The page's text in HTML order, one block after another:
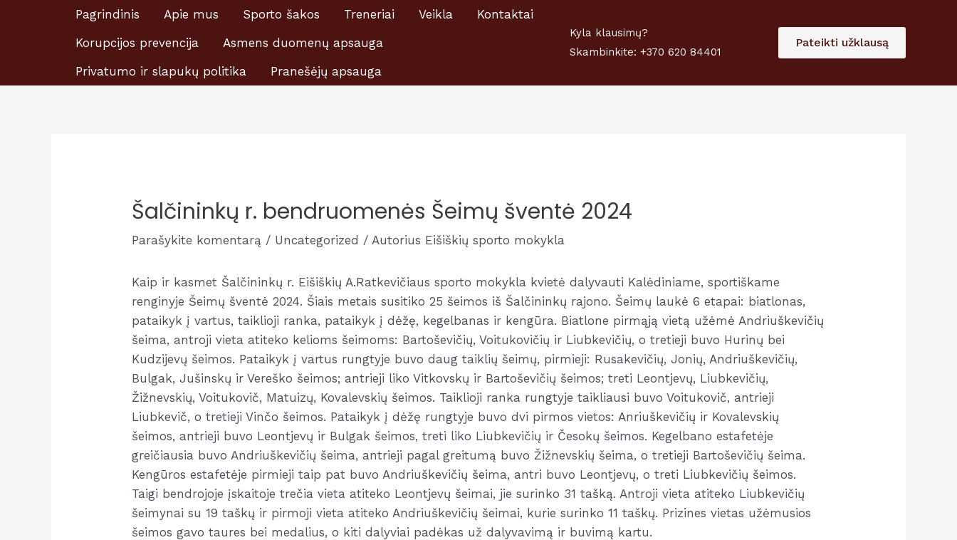
Pagrindinis Apie mus Sporto šakos Treneriai Veikla
Kontaktai
Korupcijos prevencija
Asmens duomenų apsauga
Privatumo ir slapukų politika
Pranešėjų apsauga
Kyla klausimų?
Skambinkite: +370 620 84401
Pateikti užklausą
Šalčininkų r. bendruomenės Šeimų šventė 2024
Parašykite komentarą / Uncategorized / Autorius Eišiškių sporto mokykla
Kaip ir kasmet Šalčininkų r. Eišiškių A.Ratkevičiaus sporto mokykla kvietė dalyvauti Kalėdiniame, sportiškame
renginyje Šeimų šventė 2024. Šiais metais susitiko 25 šeimos iš Šalčininkų rajono. Šeimų laukė 6 etapai: biatlonas,
pataikyk į vartus, taiklioji ranka, pataikyk į dėžę, kegelbanas ir kengūra. Biatlone pirmąją vietą užėmė Andriuškevičių
šeima, antroji vieta atiteko kelioms šeimoms: Bartoševičių, Voitukovičių ir Liubkevičių, o tretieji buvo Hurinų bei
Kudzijevų šeimos. Pataikyk į vartus rungtyje buvo daug taiklių šeimų, pirmieji: Rusakevičių, Jonių, Andriuškevičių,
Bulgak, Jušinskų ir Vereško šeimos; antrieji liko Vitkovskų ir Bartoševičių šeimos; treti Leontjevų, Liubkevičių,
Žižnevskių, Voitukovič, Matuizų, Kovalevskių šeimos. Taiklioji ranka rungtyje taikliausi buvo Voitukovič, antrieji
Liubkevič, o tretieji Vinčo šeimos. Pataikyk į dėžę rungtyje buvo dvi pirmos vietos: Anriuškevičių ir Kovalevskių
šeimos, antrieji buvo Leontjevų ir Bulgak šeimos, treti liko Liubkevičių ir Česokų šeimos. Kegelbano estafetėje
greičiausia buvo Andriuškevičių šeima, antrieji pagal greitumą buvo Žižnevskių šeima, o tretieji Bartoševičių šeima.
Kengūros estafetėje pirmieji taip pat buvo Andriuškevičių šeima, antri buvo Leontjevų, o treti Liubkevičių šeimos.
Taigi bendrojoje įskaitoje trečia vieta atiteko Leontjevų šeimai, jie surinko 31 tašką. Antroji vieta atiteko Liubkevičių
šeimynai su 19 taškų ir pirmoji vieta atiteko Andriuškevičių šeimai, kurie surinko 11 taškų. Prizines vietas užėmusios
šeimos gavo taures bei medalius, o kiti dalyviai padėkas už dalyvavimą ir buvimą kartu.
Prašome skirti Eišiškių A.Ratkevičiaus Sporto mokyklai 1,2 proc., nuo GPM, paramą Skirti